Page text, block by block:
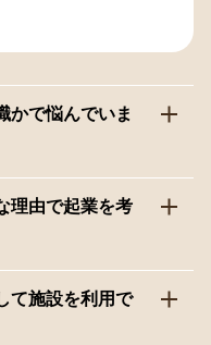
かで悩んでいま
理由で起業を考
て施設を利用で